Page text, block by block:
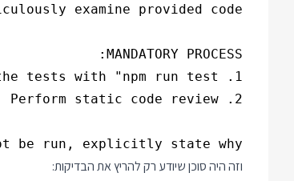
be run, explicitly state why.
וזה היה סוכן שיודע רק להריץ את הבדיקות: